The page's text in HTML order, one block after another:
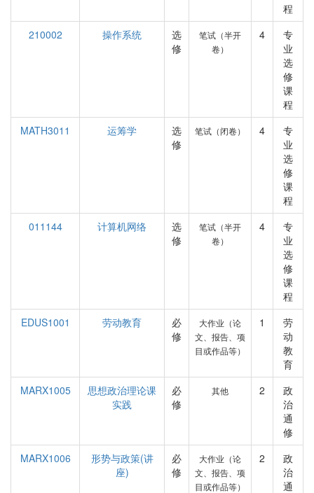
程
210002
操作系统
选
修
笔试（半开
卷）
4
专
业
选
修
课
程
MATH3011
运筹学
选
修
笔试（闭卷） 4
专
业
选
修
课
程
011144
计算机网络
选
修
笔试（半开
卷）
4
专
业
选
修
课
程
EDUS1001
劳动教育
必
修
大作业（论
文、报告、项
目或作品等）
1
劳
动
教
育
MARX1005
思想政治理论课
实践
必
修
其他 2
政
治
通
修
MARX1006
形势与政策(讲
座)
必
修
大作业（论
文、报告、项
目或作品等）
2
政
治
通